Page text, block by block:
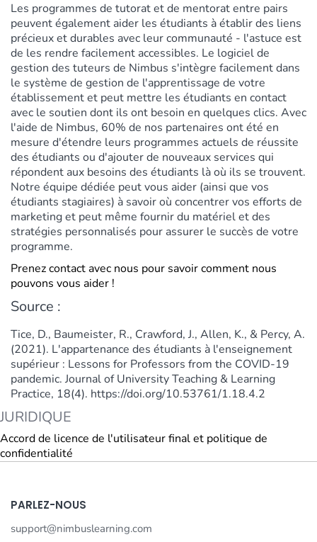
Les programmes de tutorat et de mentorat entre pairs
peuvent également aider les étudiants à établir des liens
précieux et durables avec leur communauté - l'astuce est
de les rendre facilement accessibles. Le logiciel de
gestion des tuteurs de Nimbus s'intègre facilement dans
le système de gestion de l'apprentissage de votre
établissement et peut mettre les étudiants en contact
avec le soutien dont ils ont besoin en quelques clics. Avec
l'aide de Nimbus, 60% de nos partenaires ont été en
mesure d'étendre leurs programmes actuels de réussite
des étudiants ou d'ajouter de nouveaux services qui
répondent aux besoins des étudiants là où ils se trouvent.
Notre équipe dédiée peut vous aider (ainsi que vos
étudiants stagiaires) à savoir où concentrer vos efforts de
marketing et peut même fournir du matériel et des
stratégies personnalisés pour assurer le succès de votre
programme.
Prenez contact avec nous pour savoir comment nous
pouvons vous aider !
Source :
Tice, D., Baumeister, R., Crawford, J., Allen, K., & Percy, A.
(2021). L'appartenance des étudiants à l'enseignement
supérieur : Lessons for Professors from the COVID-19
pandemic. Journal of University Teaching & Learning
Practice, 18(4). https://doi.org/10.53761/1.18.4.2
JURIDIQUE
Accord de licence de l'utilisateur final et politique de
confidentialité
PARLEZ-NOUS
support@nimbuslearning.com